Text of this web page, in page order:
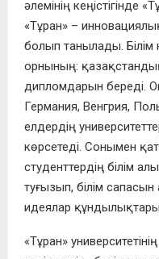
әлемінің кеңістігінде
«Тұран» – иннова
болып танылады.
орнының:
дипломдарын береді.
Германия, Венгрия,
елдердің
көрсетеді. Сонымен
студенттердің білім
туғызып, білім сапасын
идеялар
«Тұран»